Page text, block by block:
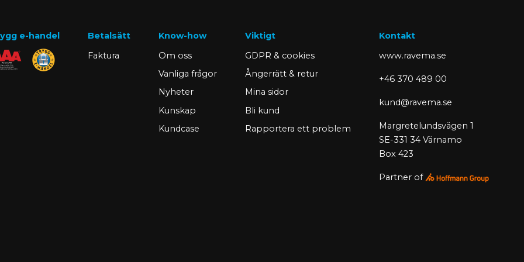
e-handel
Betalsätt
Faktura
Know-how
Om oss
Vanliga frågor
Nyheter
Kunskap
Kundcase
Viktigt
GDPR & cookies
Ångerrätt & retur
Mina sidor
Bli kund
Rapportera ett problem
Kontakt
www.ravema.se
+46 370 489 00
kund@ravema.se
Margretelundsvägen 1
SE-331 34 Värnamo
Box 423
Partner of